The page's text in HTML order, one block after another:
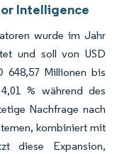
Intelligence
wurde im Jahr
und soll von USD
648,57 Millionen bis
% während des
Nachfrage nach
kombiniert mit
diese Expansion,